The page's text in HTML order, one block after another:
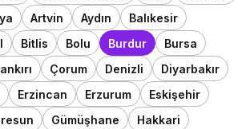
Artvin Aydın
Balıkesir
Bitlis Bolu Burdur
Bursa
Çorum Denizli
Diyarbakır
Erzincan Erzurum
Eskişehir
Gümüşhane
Hakkari